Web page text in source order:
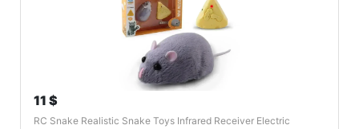
11 $
RC Snake Realistic Snake Toys Infrared Receiver Electric